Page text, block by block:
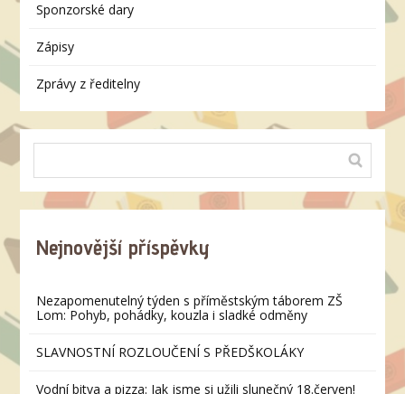
Sponzorské dary
Zápisy
Zprávy z ředitelny
Nejnovější příspěvky
Nezapomenutelný týden s příměstským táborem ZŠ
Lom: Pohyb, pohádky, kouzla i sladké odměny
SLAVNOSTNÍ ROZLOUČENÍ S PŘEDŠKOLÁKY
Vodní bitva a pizza: Jak jsme si užili slunečný 18.červen!